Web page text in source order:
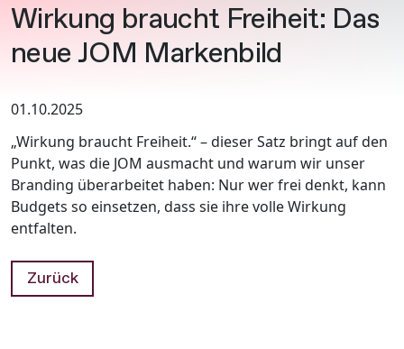
Wirkung braucht Freiheit: Das
neue JOM Markenbild
01.10.2025
„Wirkung braucht Freiheit.“ – dieser Satz bringt auf den
Punkt, was die JOM ausmacht und warum wir unser
Branding überarbeitet haben: Nur wer frei denkt, kann
Budgets so einsetzen, dass sie ihre volle Wirkung
entfalten.
Zurück